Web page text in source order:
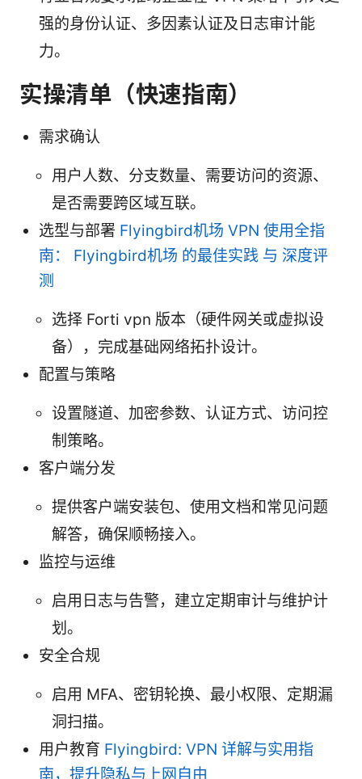
强的身份认证、多因素认证及日志审计能
力。
实操清单（快速指南）
需求确认
用户人数、分支数量、需要访问的资源、
是否需要跨区域互联。
选型与部署 Flyingbird机场 VPN 使用全指
南： Flyingbird机场 的最佳实践 与 深度评
测
选择 Forti vpn 版本（硬件网关或虚拟设
备），完成基础网络拓扑设计。
配置与策略
设置隧道、加密参数、认证方式、访问控
制策略。
客户端分发
提供客户端安装包、使用文档和常见问题
解答，确保顺畅接入。
监控与运维
启用日志与告警，建立定期审计与维护计
划。
安全合规
启用 MFA、密钥轮换、最小权限、定期漏
洞扫描。
用户教育 Flyingbird: VPN 详解与实用指
南，提升隐私与上网自由